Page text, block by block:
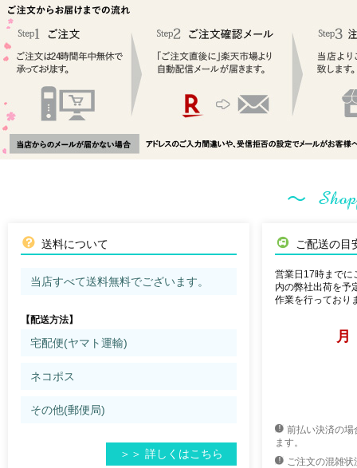
送料について
当店すべて送料無料でございます。
【配送方法】
宅配便(ヤマト運輸)
ネコポス
その他(郵便局)
＞＞ 詳しくはこちら
ご配送の目
営業日17時までに
内の弊社出荷を予
作業を行っており
前払い決済の場
ます。
ご注文の混雑